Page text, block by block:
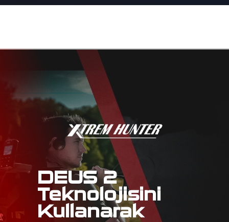
DEUS 2
Teknolojisini
Kullanarak